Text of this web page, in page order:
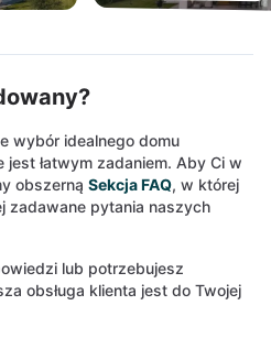
wybór idealnego domu
łatwym zadaniem. Aby Ci w
obszerną Sekcja FAQ, w której
zadawane pytania naszych
lub potrzebujesz
obsługa klienta jest do Twojej